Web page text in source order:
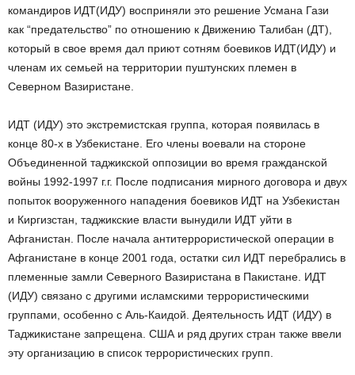
командиров ИДТ(ИДУ) восприняли это решение Усмана Гази
как “предательство” по отношению к Движению Талибан (ДТ),
который в свое время дал приют сотням боевиков ИДТ(ИДУ) и
членам их семьей на территории пуштунских племен в
Северном Вазиристане.
ИДТ (ИДУ) это экстремистская группа, которая появилась в
конце 80-х в Узбекистане. Его члены воевали на стороне
Объединенной таджикской оппозиции во время гражданской
войны 1992-1997 г.г. После подписания мирного договора и двух
попыток вооруженного нападения боевиков ИДТ на Узбекистан
и Киргизстан, таджикские власти вынудили ИДТ уйти в
Афганистан. После начала антитеррористической операции в
Афганистане в конце 2001 года, остатки сил ИДТ перебрались в
племенные замли Северного Вазиристана в Пакистане. ИДТ
(ИДУ) связано с другими исламскими террористическими
группами, особенно с Аль-Каидой. Деятельность ИДТ (ИДУ) в
Таджикистане запрещена. США и ряд других стран также ввели
эту организацию в список террористических групп.